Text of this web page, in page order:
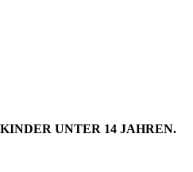
UNTER 14 JAHREN.